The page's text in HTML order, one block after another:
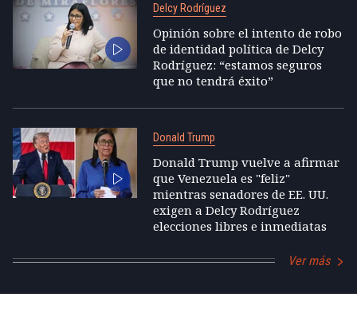
Delcy Rodríguez
Opinión sobre el intento de robo
de identidad política de Delcy
Rodríguez: “estamos seguros
que no tendrá éxito”
Donald Trump
Donald Trump vuelve a afirmar
que Venezuela es "feliz"
mientras senadores de EE. UU.
exigen a Delcy Rodríguez
elecciones libres e inmediatas
Ver más